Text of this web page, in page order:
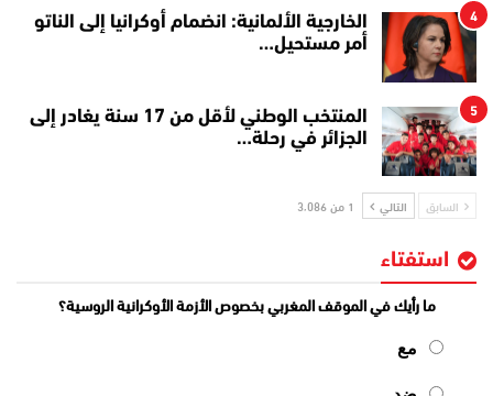
4
الخارجية الألمانية: انضمام أوكرانيا إلى الناتو
أمر مستحيل…
5
المنتخب الوطني لأقل من 17 سنة يغادر إلى
الجزائر في رحلة…
السابق التالي 1 من 3٬086
استفتاء
ما رأيك في الموقف المغربي بخصوص الأزمة الأوكرانية الروسية؟
مع